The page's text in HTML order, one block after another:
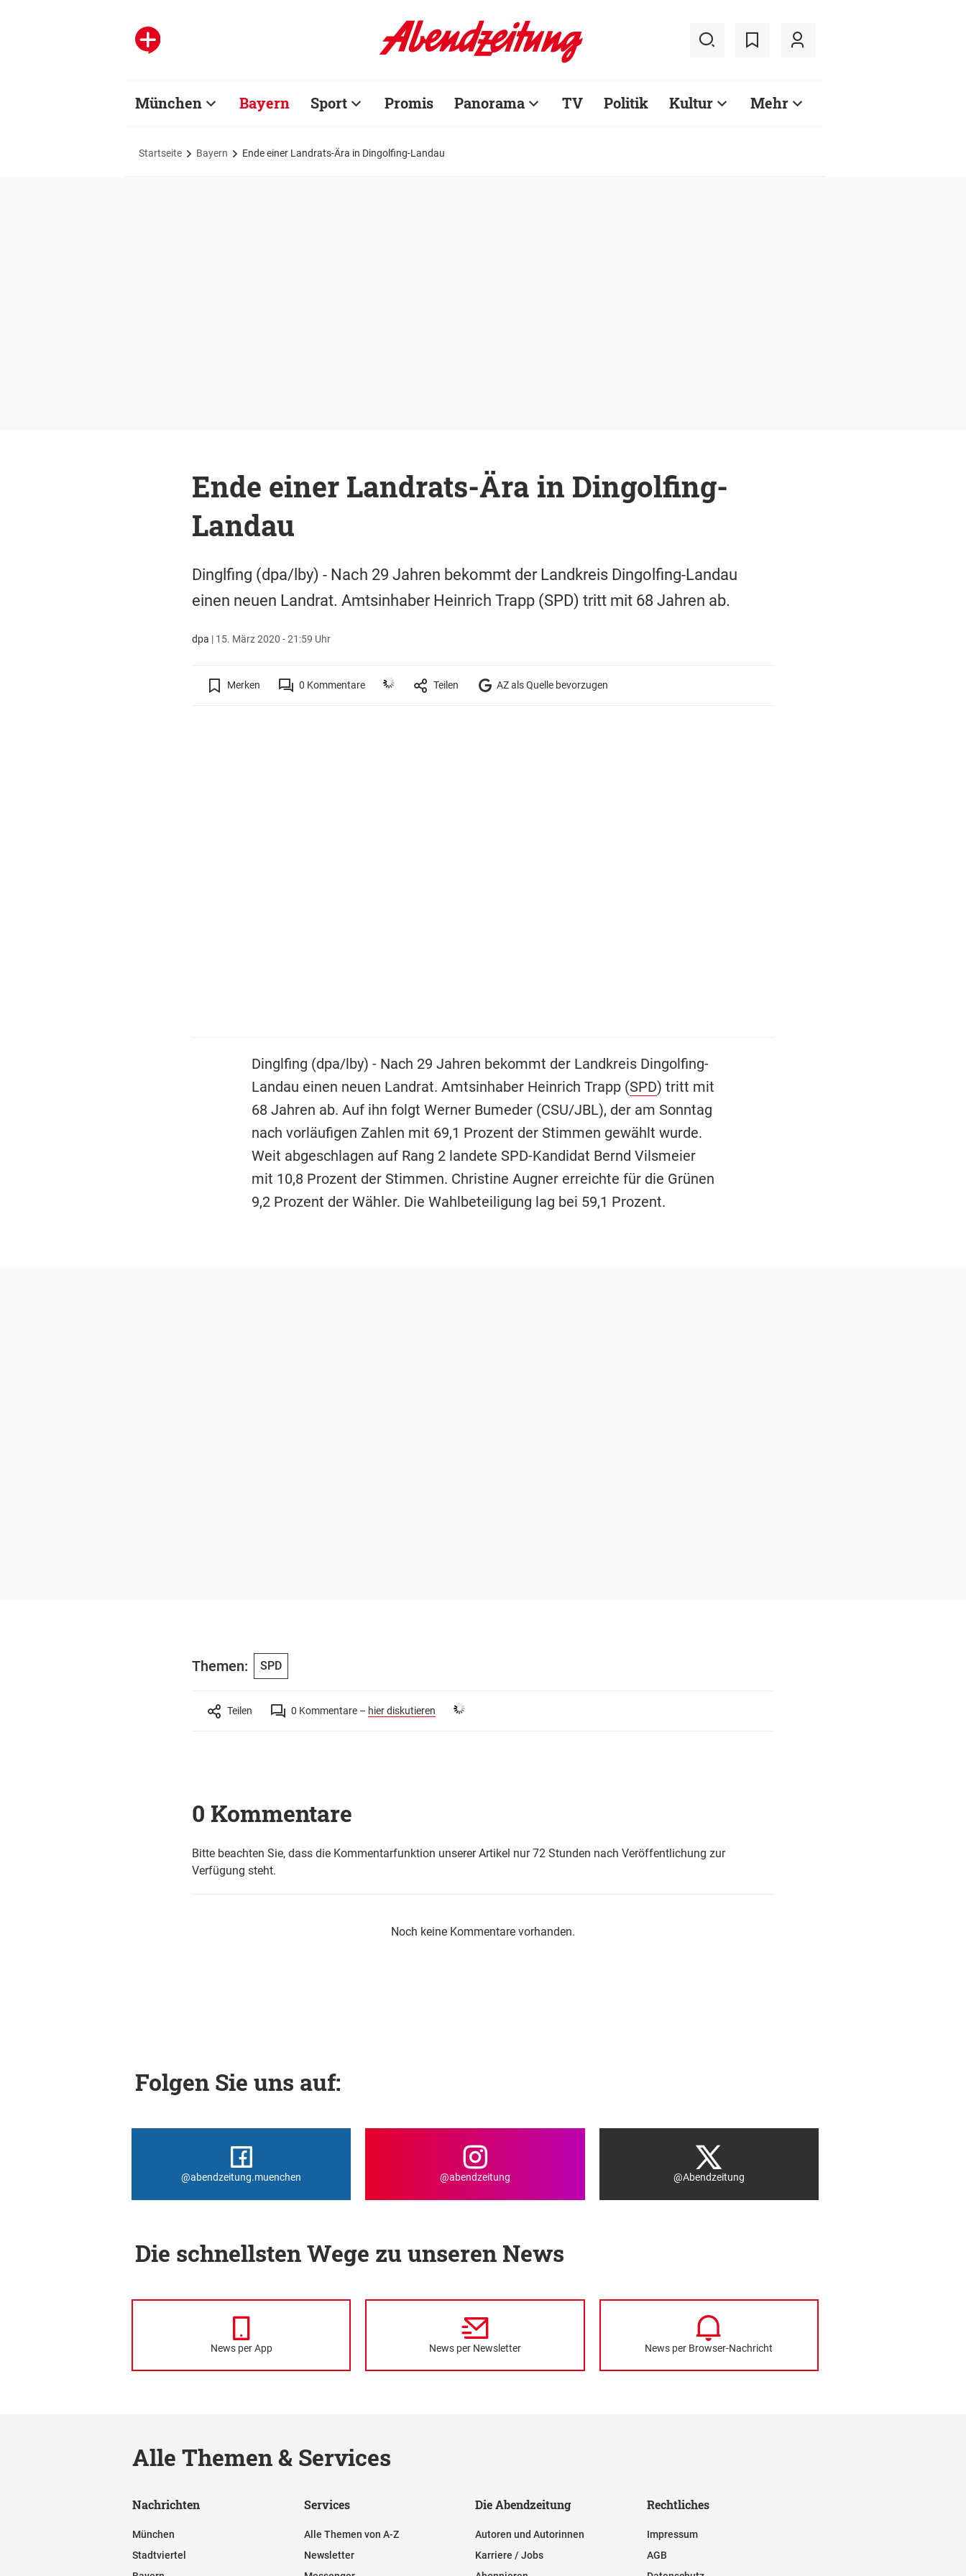
München Bayern Sport Promis Panorama TV Politik Kultur Mehr
Startseite Bayern Ende einer Landrats-Ära in Dingolfing-Landau
Ende einer Landrats-Ära in Dingolfing-
Landau
Dinglfing (dpa/lby) - Nach 29 Jahren bekommt der Landkreis Dingolfing-Landau
einen neuen Landrat. Amtsinhaber Heinrich Trapp (SPD) tritt mit 68 Jahren ab.
dpa | 15. März 2020 - 21:59 Uhr
Merken 0 Kommentare Teilen AZ als Quelle bevorzugen
Dinglfing (dpa/lby) - Nach 29 Jahren bekommt der Landkreis Dingolfing-
Landau einen neuen Landrat. Amtsinhaber Heinrich Trapp (SPD) tritt mit
68 Jahren ab. Auf ihn folgt Werner Bumeder (CSU/JBL), der am Sonntag
nach vorläufigen Zahlen mit 69,1 Prozent der Stimmen gewählt wurde.
Weit abgeschlagen auf Rang 2 landete SPD-Kandidat Bernd Vilsmeier
mit 10,8 Prozent der Stimmen. Christine Augner erreichte für die Grünen
9,2 Prozent der Wähler. Die Wahlbeteiligung lag bei 59,1 Prozent.
Themen: SPD
Teilen 0 Kommentare – hier diskutieren
0 Kommentare
Bitte beachten Sie, dass die Kommentarfunktion unserer Artikel nur 72 Stunden nach Veröffentlichung zur
Verfügung steht.
Noch keine Kommentare vorhanden.
Folgen Sie uns auf:
@abendzeitung.muenchen @abendzeitung @Abendzeitung
Die schnellsten Wege zu unseren News
News per App News per Newsletter News per Browser-Nachricht
Alle Themen & Services
Nachrichten
München
Stadtviertel
Services
Alle Themen von A-Z
Newsletter
Die Abendzeitung
Autoren und Autorinnen
Karriere / Jobs
Rechtliches
Impressum
AGB